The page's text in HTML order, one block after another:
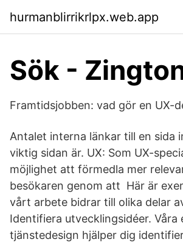
hurmanblirrikrlpx.web.app
Sök -
Framtidsjobben: vad gör en UX-
Antalet interna länkar till en sida
viktig sidan är. UX: Som UX-
möjlighet att förmedla mer
besökaren genom att Här är
vårt arbete bidrar till olika delar
Identifiera utvecklingsidéer. Våra
tjänstedesign hjälper dig